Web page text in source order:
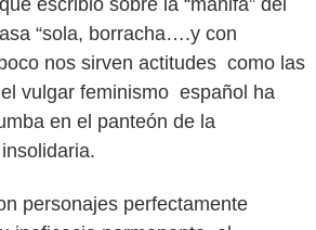
“sola, borracha….y con
nos sirven actitudes como las
vulgar feminismo español ha
en el panteón de la
personajes perfectamente